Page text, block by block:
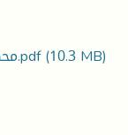
محضر-المجلس-العلمي-لجلسة28جوان2018-4.pdf(10.3 MB)